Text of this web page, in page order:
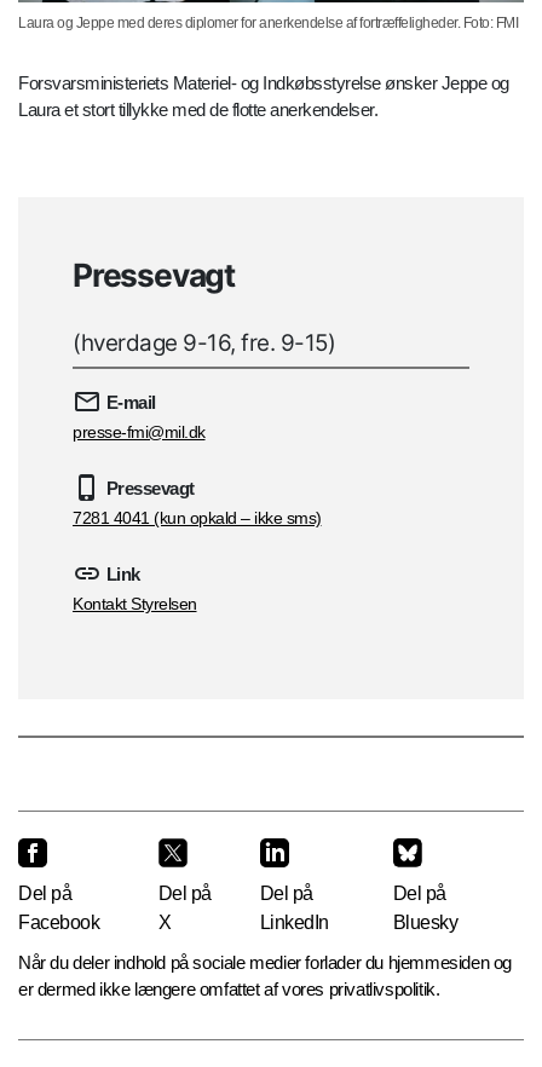
Laura og Jeppe med deres diplomer for anerkendelse af fortræffeligheder. Foto: FMI
Forsvarsministeriets Materiel- og Indkøbsstyrelse ønsker Jeppe og
Laura et stort tillykke med de flotte anerkendelser.
Pressevagt
(hverdage 9-16, fre. 9-15)
E-mail
presse-fmi@mil.dk
Pressevagt
7281 4041 (kun opkald – ikke sms)
Link
Kontakt Styrelsen
Del på
Facebook
Del på
X
Del på
LinkedIn
Del på
Bluesky
Når du deler indhold på sociale medier forlader du hjemmesiden og
er dermed ikke længere omfattet af vores privatlivspolitik.